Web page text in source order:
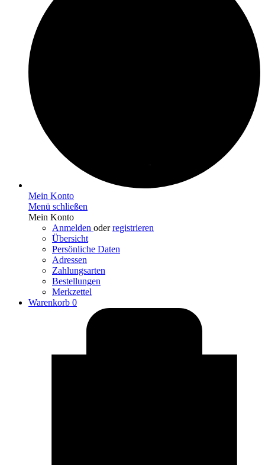
Mein Konto
Menü schließen
Mein Konto
Anmelden oderregistrieren
Übersicht
Persönliche Daten
Adressen
Zahlungsarten
Bestellungen
Merkzettel
Warenkorb 0